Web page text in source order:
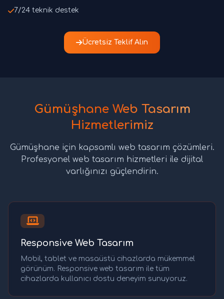
7/24 teknik destek
Ücretsiz Teklif Alın
Gümüşhane Web Tasarım
Hizmetlerimiz
Gümüşhane için kapsamlı web tasarım çözümleri.
Profesyonel web tasarım hizmetleri ile dijital
varlığınızı güçlendirin.
Responsive Web Tasarım
Mobil, tablet ve masaüstü cihazlarda mükemmel
görünüm. Responsive web tasarım ile tüm
cihazlarda kullanıcı dostu deneyim sunuyoruz.